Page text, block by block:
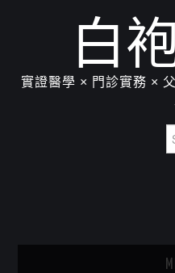
白
實證醫學 × 門診實務 ×